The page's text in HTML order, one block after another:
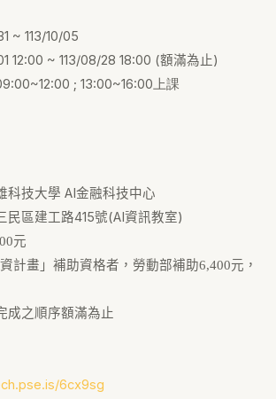
~ 113/10/05
12:00 ~ 113/08/28 18:00 (額滿為止)
; 13:00~16:00上課
科技大學 AI金融科技中心
民區建工路415號(AI資訊教室)
元
計畫」補助資格者，勞動部補助6,400元，
成之順序額滿為止
6cx9sg